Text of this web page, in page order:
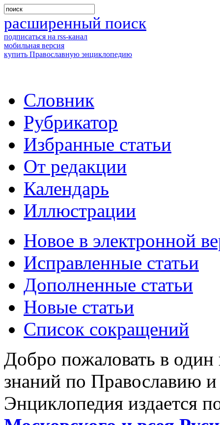
расширенный поиск
подписаться на rss-канал
мобильная версия
купить Православную энциклопедию
Словник
Рубрикатор
Избранные статьи
От редакции
Календарь
Иллюстрации
Новое в электронной
Исправленные статьи
Дополненные статьи
Новые статьи
Список сокращений
Добро пожаловать в
знаний по Православию
Энциклопедия издается